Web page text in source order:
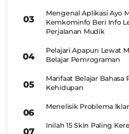
Mengenal Aplikasi Ayo
Kemkominfo Beri Info
Perjalanan Mudik
Pelajari Apapun Lewat
Belajar Pemrograman
Manfaat Belajar
Kehidupan
Menelisik Problema
Inilah 15 Skin Paling